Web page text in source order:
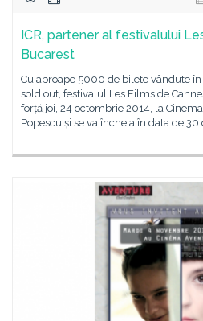
ICR, partener al festivalului
Bucarest
Cu aproape 5000 de bilete vândute
sold out, festivalul Les Films de
forță joi, 24 octombrie 2014, la
Popescu și se va încheia în data de